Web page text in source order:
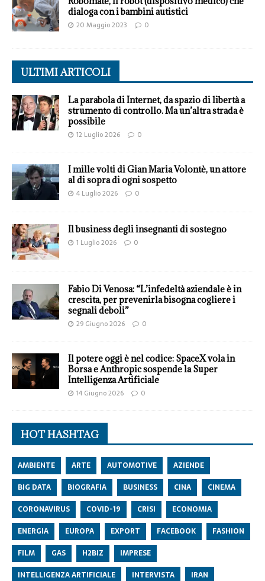
dialoga con i bambini autistici
20 Maggio 2023 0
ULTIMI ARTICOLI
La parabola di Internet, da spazio di libertà a
strumento di controllo. Ma un’altra strada è
possibile
12 Luglio 2026 0
I mille volti di Gian Maria Volontè, un attore
al di sopra di ogni sospetto
4 Luglio 2026 0
Il business degli insegnanti di sostegno
1 Luglio 2026 0
Fabio Di Venosa: “L’infedeltà aziendale è in
crescita, per prevenirla bisogna cogliere i
segnali deboli”
29 Giugno 2026 0
Il potere oggi è nel codice: SpaceX vola in
Borsa e Anthropic sospende la Super
Intelligenza Artificiale
14 Giugno 2026 0
HOT HASHTAG
AMBIENTE ARTE AUTOMOTIVE
AZIENDE
BIG DATA
BIOGRAFIA BUSINESS CINA
CINEMA
CORONAVIRUS
COVID-19 CRISI
ECONOMIA
ENERGIA
EUROPA EXPORT FACEBOOK
FASHION
FILM
GAS H2BIZ
IMPRESE
INTELLIGENZA ARTIFICIALE
INTERVISTA IRAN